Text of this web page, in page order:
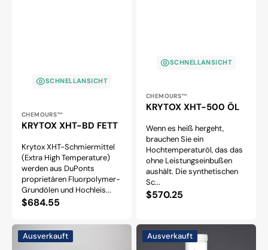
SCHNELLANSICHT
Anbieter:
CHEMOURS™
KRYTOX XHT-BD FETT
Krytox XHT-Schmiermittel
(Extra High Temperature)
werden aus DuPonts
proprietären Fluorpolymer-
Grundölen und Hochleis...
Normaler
$684.55
SCHNELLANSICHT
Anbieter:
CHEMOURS™
KRYTOX XHT-500 ÖL
Wenn es heiß hergeht,
brauchen Sie ein
Hochtemperaturöl, das das
ohne Leistungseinbußen
aushält. Die synthetischen
Sc...
Normaler
$570.25
CHRISTO-
LUBE®
Ausverkauft
INFINX
MRO
Ausverkauft